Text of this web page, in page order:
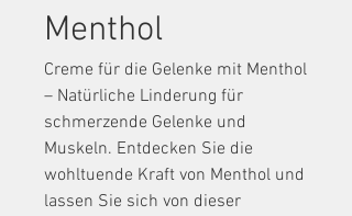
Menthol
Creme für die Gelenke mit Menthol
– Natürliche Linderung für
schmerzende Gelenke und
Muskeln. Entdecken Sie die
wohltuende Kraft von Menthol und
lassen Sie sich von dieser